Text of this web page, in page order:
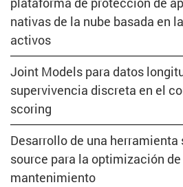
nativas de la nube basada en
activos
Joint Models para datos
supervivencia discreta en el
scoring
Desarrollo de una herramienta
source para la optimización
mantenimiento